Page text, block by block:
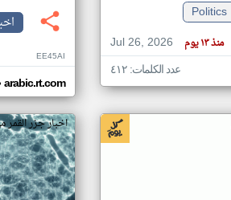
Politics
Jul 26, 2026
منذ ١٣ يوم
عدد الكلمات: ٤١٢
EE45AI
arabic.rt.com
اخبار جزر